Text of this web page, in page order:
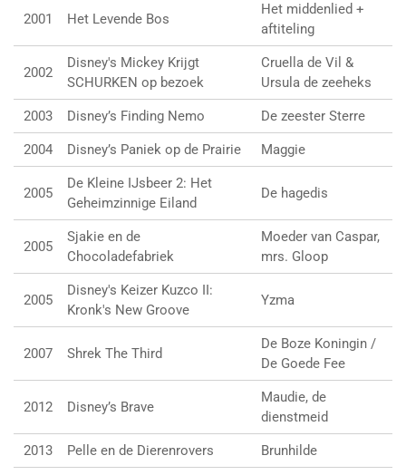
2001 Het Levende Bos
Het middenlied +
aftiteling
2002
Disney's Mickey Krijgt
SCHURKEN op bezoek
Cruella de Vil &
Ursula de zeeheks
2003 Disney’s Finding Nemo De zeester Sterre
2004 Disney’s Paniek op de Prairie Maggie
2005
De Kleine IJsbeer 2: Het
Geheimzinnige Eiland
De hagedis
2005
Sjakie en de
Chocoladefabriek
Moeder van Caspar,
mrs. Gloop
2005
Disney's Keizer Kuzco II:
Kronk's New Groove
Yzma
2007 Shrek The Third
De Boze Koningin /
De Goede Fee
2012 Disney’s Brave
Maudie, de
dienstmeid
2013 Pelle en de Dierenrovers Brunhilde